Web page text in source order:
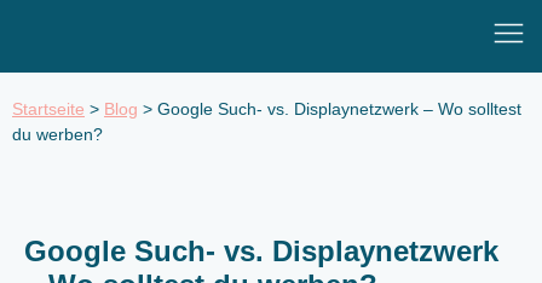
springen
Main
Startseite > Blog > Google Such- vs. Displaynetzwerk – Wo solltest
du werben?
Google Such- vs. Displaynetzwerk